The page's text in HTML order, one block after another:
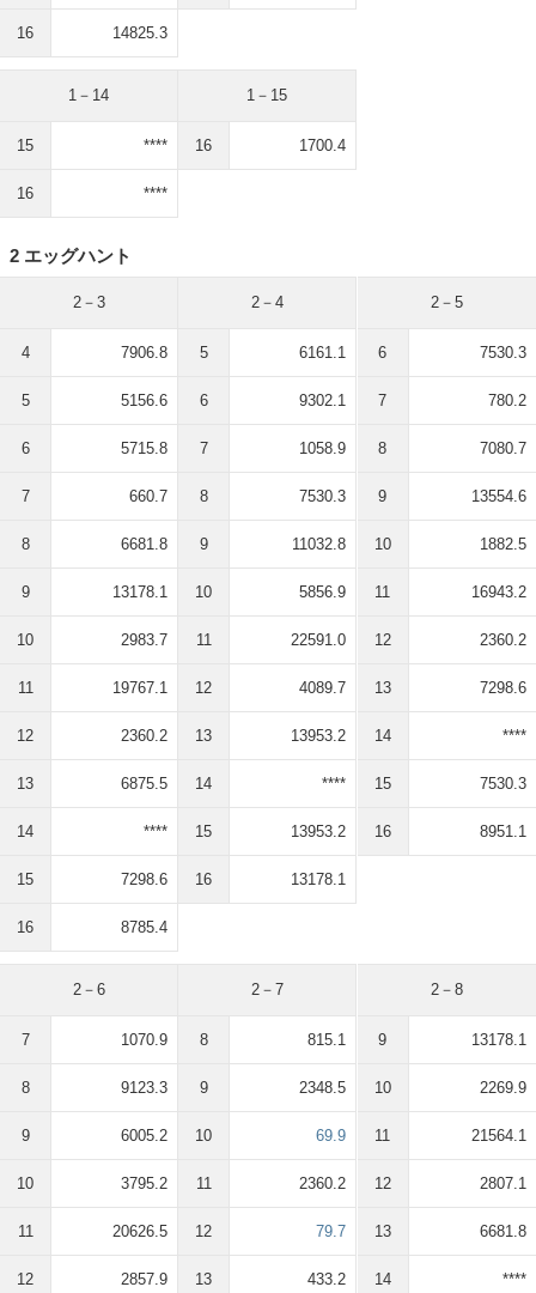
16 14825.3
1－14
15 ****
16 ****
1－15
16 1700.4
2 エッグハント
2－3
4 7906.8
5 5156.6
6 5715.8
7 660.7
8 6681.8
9 13178.1
10 2983.7
11 19767.1
12 2360.2
13 6875.5
14 ****
15 7298.6
16 8785.4
2－4
5 6161.1
6 9302.1
7 1058.9
8 7530.3
9 11032.8
10 5856.9
11 22591.0
12 4089.7
13 13953.2
14 ****
15 13953.2
16 13178.1
2－5
6 7530.3
7 780.2
8 7080.7
9 13554.6
10 1882.5
11 16943.2
12 2360.2
13 7298.6
14 ****
15 7530.3
16 8951.1
2－6
7 1070.9
8 9123.3
9 6005.2
10 3795.2
11 20626.5
12 2857.9
2－7
8 815.1
9 2348.5
10 69.9
11 2360.2
12 79.7
13 433.2
2－8
9 13178.1
10 2269.9
11 21564.1
12 2807.1
13 6681.8
14 ****